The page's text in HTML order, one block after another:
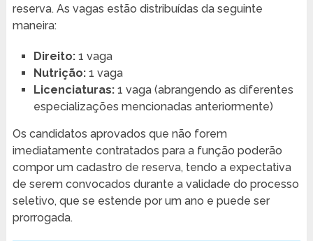
reserva. As vagas estão distribuídas da seguinte
maneira:
Direito:1 vaga
Nutrição:1 vaga
Licenciaturas:1 vaga (abrangendo as diferentes
especializações mencionadas anteriormente)
Os candidatos aprovados que não forem
imediatamente contratados para a função poderão
compor um cadastro de reserva, tendo a expectativa
de serem convocados durante a validade do processo
seletivo, que se estende por um ano e puede ser
prorrogada.